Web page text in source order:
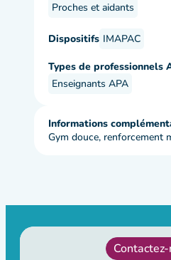
Proches et aidants
Dispositifs IMAPAC
Types de professionnels
Enseignants APA
Informations
Gym douce, renforcement